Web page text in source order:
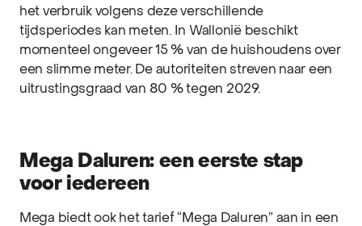
het verbruik volgens deze verschillende
tijdsperiodes kan meten. In Wallonië beschikt
momenteel ongeveer 15 % van de huishoudens over
een slimme meter. De autoriteiten streven naar een
uitrustingsgraad van 80 % tegen 2029.
Mega Daluren: een eerste stap
voor iedereen
Mega biedt ook het tarief “Mega Daluren” aan in een